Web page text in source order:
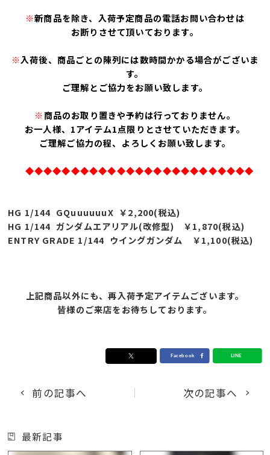
※新商品を除き、入荷予定商品の電話お問い合わせは
お断りさせて頂いております。
※入荷後、商品ごとの陳列には数時間かかる場合がございま
す。
ご理解とご協力をお願い致します。
※商品のお取り置きや予約は行っておりません。
お一人様、1アイテム1点限りとさせていただきます。
ご理解ご協力の程、よろしくお願い致します。
◆◆◆◆◆◆◆◆◆◆◆◆◆◆◆◆◆◆◆◆◆◆◆◆◆
HG 1/144 GQuuuuuuX ￥2,200(税込)
HG 1/144 ガンダムエアリアル(改修型) ￥1,870(税込)
ENTRY GRADE 1/144 ウイングガンダム ￥1,100(税込)
上記商品以外にも、再入荷予定アイテムございます。
皆様のご来店をお待ちしております。
前の記事へ 次の記事へ
最新記事